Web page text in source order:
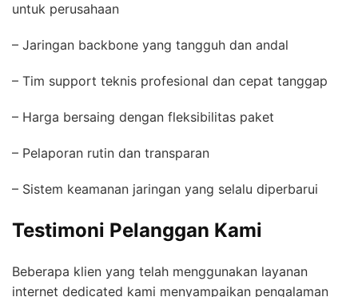
untuk perusahaan
– Jaringan backbone yang tangguh dan andal
– Tim support teknis profesional dan cepat tanggap
– Harga bersaing dengan fleksibilitas paket
– Pelaporan rutin dan transparan
– Sistem keamanan jaringan yang selalu diperbarui
Testimoni Pelanggan Kami
Beberapa klien yang telah menggunakan layanan
internet dedicated kami menyampaikan pengalaman